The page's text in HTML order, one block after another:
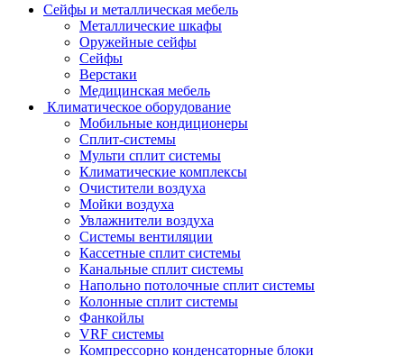
Сейфы и металлическая мебель
Металлические шкафы
Оружейные сейфы
Сейфы
Верстаки
Медицинская мебель
Климатическое оборудование
Мобильные кондиционеры
Сплит-системы
Мульти сплит системы
Климатические комплексы
Очистители воздуха
Мойки воздуха
Увлажнители воздуха
Системы вентиляции
Кассетные сплит системы
Канальные сплит системы
Напольно потолочные сплит системы
Колонные сплит системы
Фанкойлы
VRF системы
Компрессорно конденсаторные блоки